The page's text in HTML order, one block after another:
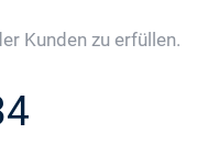
Kunden zu erfüllen.